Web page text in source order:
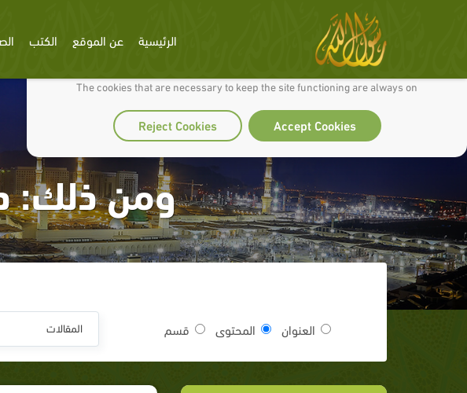
We use cookies to make our site work well for you and so we can continually improve it.
The cookies that are necessary to keep the site functioning are always on
Accept Cookies
Reject Cookies
الرئيسية عن الموقع الكتب
ومن ذلك:
العنوان المحتوى قسم المقالات